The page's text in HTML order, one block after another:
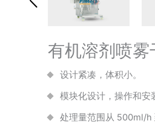
有机溶剂喷雾
设计紧凑，体积小。
模块化设计，操作和安
处理量范围从 500ml/h